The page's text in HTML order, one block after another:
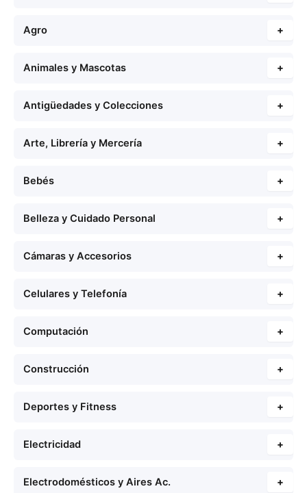
Agro +
Animales y Mascotas +
Antigüedades y Colecciones +
Arte, Librería y Mercería +
Bebés +
Belleza y Cuidado Personal +
Cámaras y Accesorios +
Celulares y Telefonía +
Computación +
Construcción +
Deportes y Fitness +
Electricidad +
Electrodomésticos y Aires Ac. +